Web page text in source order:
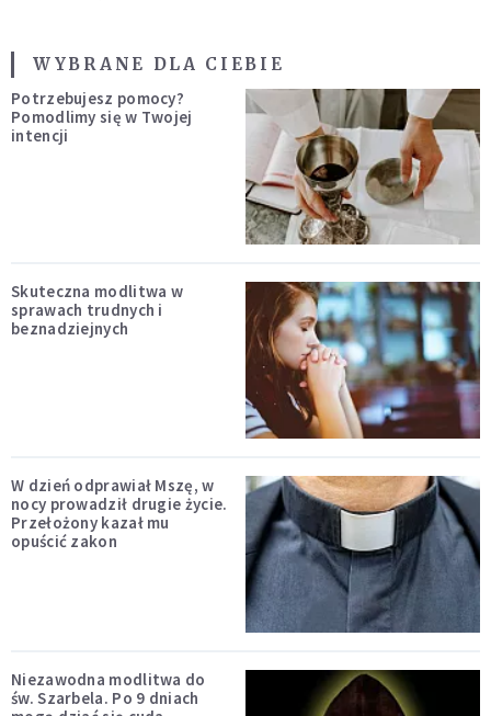
WYBRANE DLA CIEBIE
Potrzebujesz pomocy?
Pomodlimy się w Twojej
intencji
Skuteczna modlitwa w
sprawach trudnych i
beznadziejnych
W dzień odprawiał Mszę, w
nocy prowadził drugie życie.
Przełożony kazał mu
opuścić zakon
Niezawodna modlitwa do
św. Szarbela. Po 9 dniach